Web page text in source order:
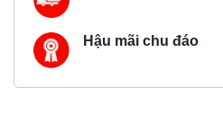
Hậu mãi chu đáo